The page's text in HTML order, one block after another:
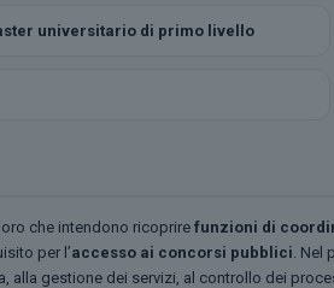
universitario di primo livello
che intendono ricoprire funzioni di
per l’accesso ai concorsi pubblici. Nel
alla gestione dei servizi, al controllo dei